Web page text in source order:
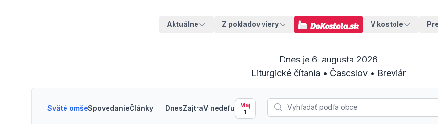
Aktuálne Z pokladov viery V kostole
Dnes je 6. augusta 2026
Liturgické čítania • Časoslov • Breviár
Sväté omšeSpovedanieČlánky DnesZajtraV nedeľu
Máj
1